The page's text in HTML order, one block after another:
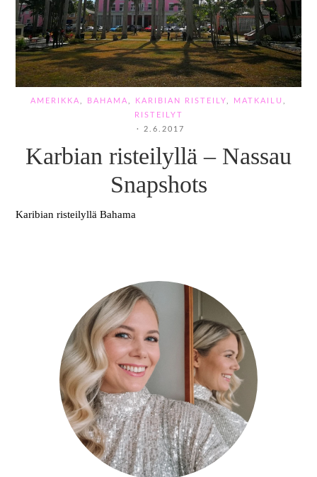
AMERIKKA BAHAMA KARIBIAN RISTEILY MATKAILU
RISTEILYT
·
2.6.2017
Karbian risteilyllä – Nassau
Snapshots
Karibian risteilyllä Bahama